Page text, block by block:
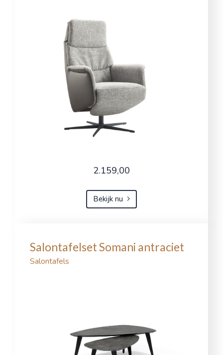
2.159,00
Bekijk nu
Salontafelset Somani antraciet
Salontafels